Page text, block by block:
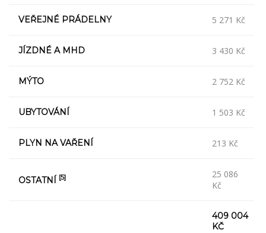
VEŘEJNÉ PRÁDELNY 5 271 Kč
JÍZDNÉ A MHD 3 430 Kč
MÝTO 2 752 Kč
UBYTOVÁNÍ 1 503 Kč
PLYN NA VAŘENÍ 213 Kč
OSTATNÍ [5]
25 086
Kč
409 004
KČ